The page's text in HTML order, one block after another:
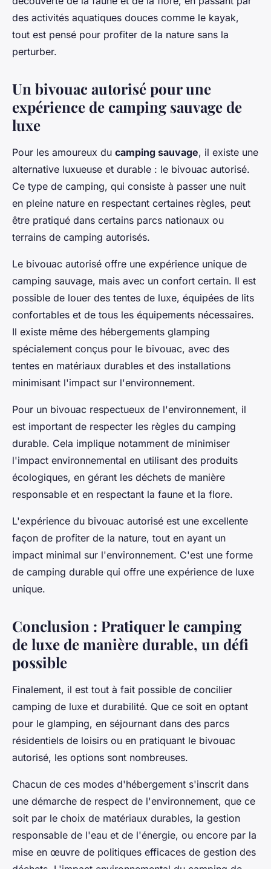
des activités aquatiques douces comme le kayak,
tout est pensé pour profiter de la nature sans la
perturber.
Un bivouac autorisé pour une
expérience de camping sauvage de
luxe
Pour les amoureux du camping sauvage, il existe une
alternative luxueuse et durable : le bivouac autorisé.
Ce type de camping, qui consiste à passer une nuit
en pleine nature en respectant certaines règles, peut
être pratiqué dans certains parcs nationaux ou
terrains de camping autorisés.
Le bivouac autorisé offre une expérience unique de
camping sauvage, mais avec un confort certain. Il est
possible de louer des tentes de luxe, équipées de lits
confortables et de tous les équipements nécessaires.
Il existe même des hébergements glamping
spécialement conçus pour le bivouac, avec des
tentes en matériaux durables et des installations
minimisant l'impact sur l'environnement.
Pour un bivouac respectueux de l'environnement, il
est important de respecter les règles du camping
durable. Cela implique notamment de minimiser
l'impact environnemental en utilisant des produits
écologiques, en gérant les déchets de manière
responsable et en respectant la faune et la flore.
L'expérience du bivouac autorisé est une excellente
façon de profiter de la nature, tout en ayant un
impact minimal sur l'environnement. C'est une forme
de camping durable qui offre une expérience de luxe
unique.
Conclusion : Pratiquer le camping
de luxe de manière durable, un défi
possible
Finalement, il est tout à fait possible de concilier
camping de luxe et durabilité. Que ce soit en optant
pour le glamping, en séjournant dans des parcs
résidentiels de loisirs ou en pratiquant le bivouac
autorisé, les options sont nombreuses.
Chacun de ces modes d'hébergement s'inscrit dans
une démarche de respect de l'environnement, que ce
soit par le choix de matériaux durables, la gestion
responsable de l'eau et de l'énergie, ou encore par la
mise en œuvre de politiques efficaces de gestion des